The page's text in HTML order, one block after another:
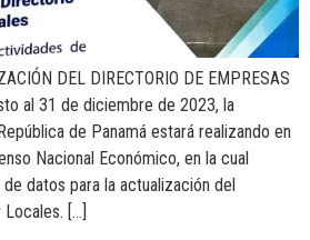
DEL DIRECTORIO DE EMPRESAS
al 31 de diciembre de 2023, la
de Panamá estará realizando en
Nacional Económico, en la cual
datos para la actualización del
[…]